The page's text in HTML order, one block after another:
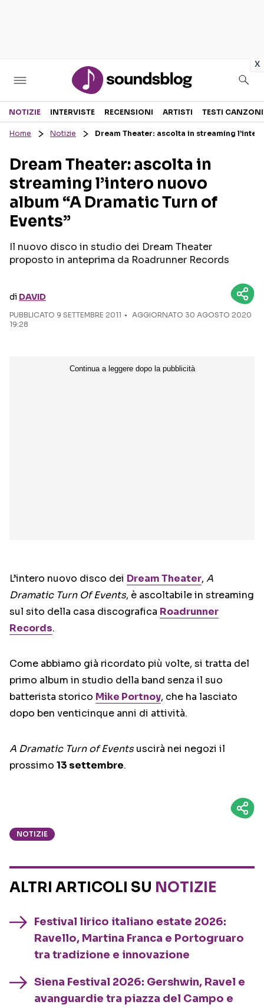
x
Sezioni
RECENSIONI MUSICALI
INTERVISTE
GOSSIP E CURIOSITÀ
TESTI CANZONI
TOUR ED EVENTI
TALENT SHOW
NOTIZIE INTERVISTE RECENSIONI ARTISTI TESTI CANZONI
Home Notizie Dream Theater: ascolta in streaming
Dream Theater: ascolta in
streaming l’intero nuovo
album “A Dramatic Turn of
Events”
Il nuovo disco in studio dei Dream Theater
proposto in anteprima da Roadrunner Records
di DAVID
PUBBLICATO 9 SETTEMBRE 2011
AGGIORNATO 30 AGOSTO 2020
19:28
L’intero nuovo disco dei Dream Theater, A
Dramatic Turn Of Events, è ascoltabile in streaming
sul sito della casa discografica Roadrunner
Records.
Come abbiamo già ricordato più volte, si tratta del
primo album in studio della band senza il suo
batterista storico Mike Portnoy, che ha lasciato
dopo ben venticinque anni di attività.
A Dramatic Turn of Eventsuscirà nei negozi il
prossimo 13 settembre.
NOTIZIE
ALTRI ARTICOLI SU NOTIZIE
Festival lirico italiano estate 2026:
Ravello, Martina Franca e Portogruaro
tra tradizione e innovazione
Siena Festival 2026: Gershwin, Ravel e
avanguardie tra piazza del Campo e